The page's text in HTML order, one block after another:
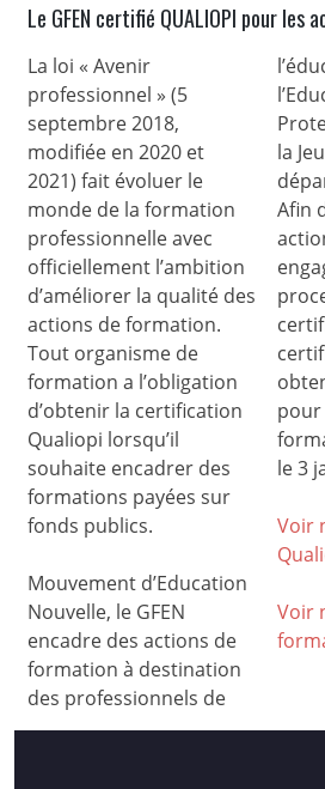
Le GFEN certifié QUALIOPI pour les
La loi « Avenir
professionnel » (5
septembre 2018,
modifiée en 2020 et
2021) fait évoluer le
monde de la formation
professionnelle avec
officiellement l’ambition
d’améliorer la qualité des
actions de formation.
Tout organisme de
formation a l’obligation
d’obtenir la certification
Qualiopi lorsqu’il
souhaite encadrer des
formations payées sur
fonds publics.
Mouvement d’Education
Nouvelle, le GFEN
encadre des actions de
formation à destination
des professionnels de
la
Afin
pour
le 3
Voir
Voir